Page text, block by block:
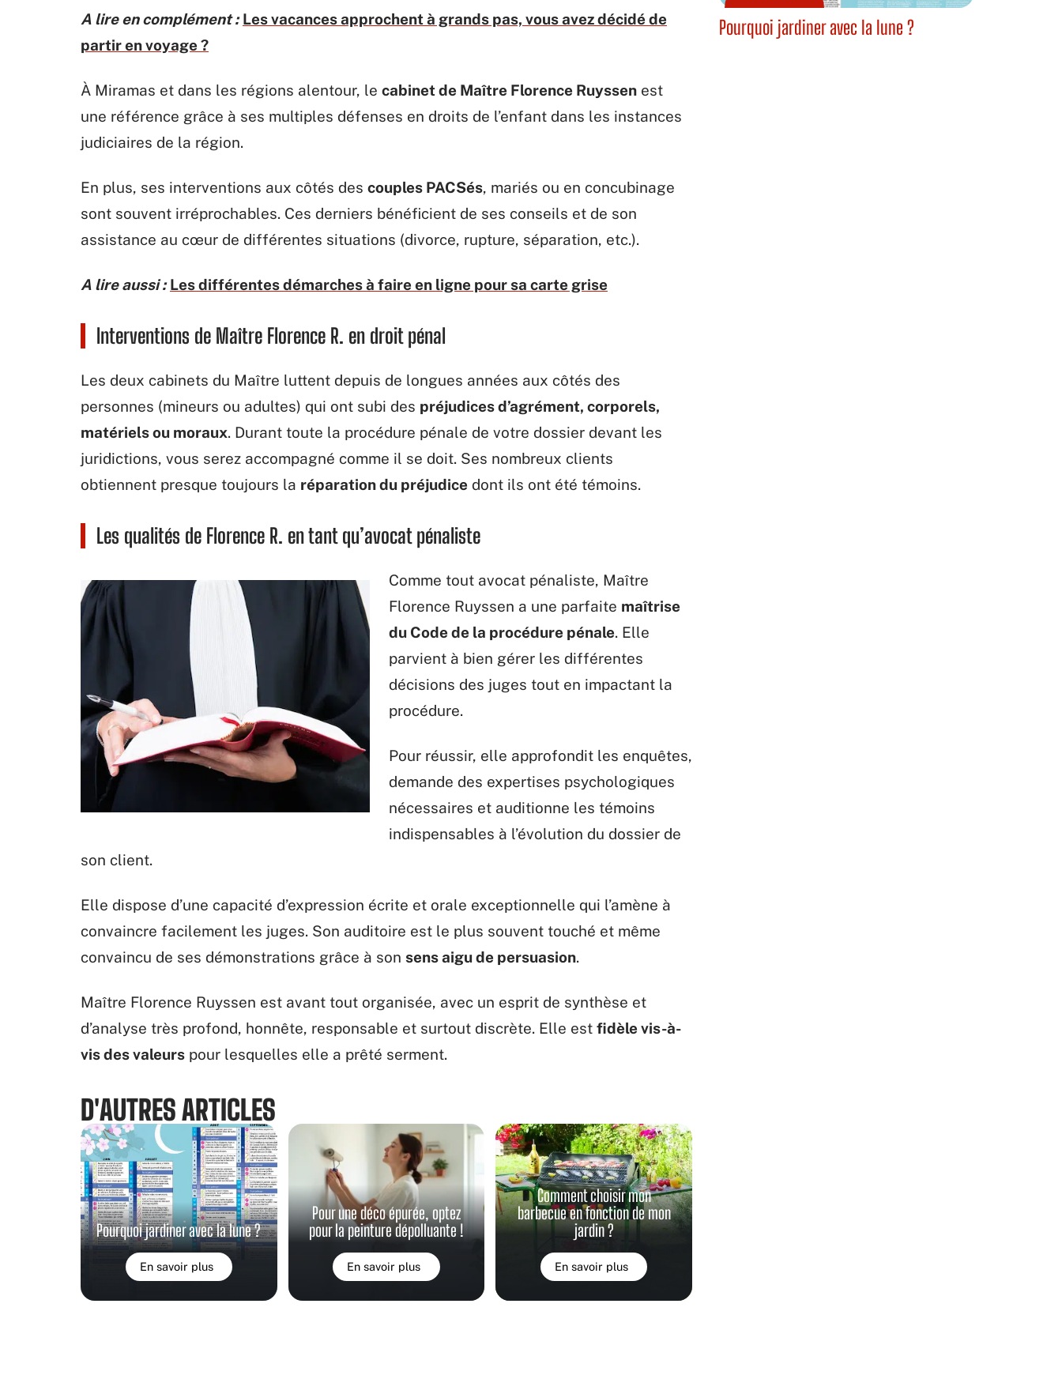
A lire en complément : Les vacances approchent à grands pas, vous avez décidé de
partir en voyage ?
À Miramas et dans les régions alentour, le cabinet de Maître Florence Ruyssen est
une référence grâce à ses multiples défenses en droits de l’enfant dans les instances
judiciaires de la région.
En plus, ses interventions aux côtés des couples PACSés, mariés ou en concubinage
sont souvent irréprochables. Ces derniers bénéficient de ses conseils et de son
assistance au cœur de différentes situations (divorce, rupture, séparation, etc.).
A lire aussi : Les différentes démarches à faire en ligne pour sa carte grise
Interventions de Maître Florence R. en droit pénal
Les deux cabinets du Maître luttent depuis de longues années aux côtés des
personnes (mineurs ou adultes) qui ont subi des préjudices d’agrément, corporels,
matériels ou moraux. Durant toute la procédure pénale de votre dossier devant les
juridictions, vous serez accompagné comme il se doit. Ses nombreux clients
obtiennent presque toujours la réparation du préjudice dont ils ont été témoins.
Les qualités de Florence R. en tant qu’avocat pénaliste
Comme tout avocat pénaliste, Maître
Florence Ruyssen a une parfaite maîtrise
du Code de la procédure pénale. Elle
parvient à bien gérer les différentes
décisions des juges tout en impactant la
procédure.
Pour réussir, elle approfondit les enquêtes,
demande des expertises psychologiques
nécessaires et auditionne les témoins
indispensables à l’évolution du dossier de
son client.
Elle dispose d’une capacité d’expression écrite et orale exceptionnelle qui l’amène à
convaincre facilement les juges. Son auditoire est le plus souvent touché et même
convaincu de ses démonstrations grâce à son sens aigu de persuasion.
Maître Florence Ruyssen est avant tout organisée, avec un esprit de synthèse et
d’analyse très profond, honnête, responsable et surtout discrète. Elle est fidèle vis-à-
vis des valeurs pour lesquelles elle a prêté serment.
D'AUTRES ARTICLES
Pourquoi jardiner avec la lune ?
En savoir plus
Pour une déco épurée, optez
pour la peinture dépolluante !
En savoir plus
Comment choisir mon
barbecue en fonction de mon
jardin ?
En savoir plus
Pourquoi jardiner avec la lune ?